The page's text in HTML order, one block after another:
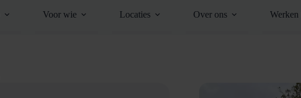
Voor wie Locaties Over ons Werken